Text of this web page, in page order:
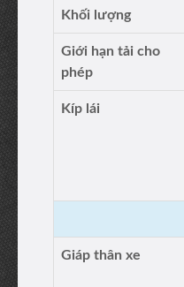
Khối lượng
Giới hạn tải cho
phép
Kíp lái
Giáp thân xe